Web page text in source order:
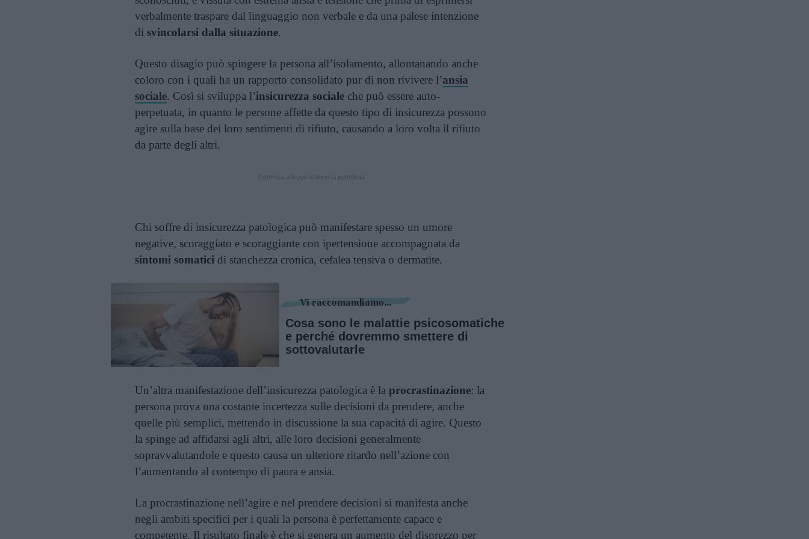
verbalmente traspare dal linguaggio non verbale e da una palese intenzione
di svincolarsi dalla situazione.
Questo disagio può spingere la persona all’isolamento, allontanando anche
coloro con i quali ha un rapporto consolidato pur di non rivivere l’ansia
sociale. Così si sviluppa l’insicurezza sociale che può essere auto-
perpetuata, in quanto le persone affette da questo tipo di insicurezza possono
agire sulla base dei loro sentimenti di rifiuto, causando a loro volta il rifiuto
da parte degli altri.
Chi soffre di insicurezza patologica può manifestare spesso un umore
negative, scoraggiato e scoraggiante con ipertensione accompagnata da
sintomi somatici di stanchezza cronica, cefalea tensiva o dermatite.
Vi raccomandiamo...
Cosa sono le malattie psicosomatiche
e perché dovremmo smettere di
sottovalutarle
Un’altra manifestazione dell’insicurezza patologica è la procrastinazione: la
persona prova una costante incertezza sulle decisioni da prendere, anche
quelle più semplici, mettendo in discussione la sua capacità di agire. Questo
la spinge ad affidarsi agli altri, alle loro decisioni generalmente
sopravvalutandole e questo causa un ulteriore ritardo nell’azione con
l’aumentando al contempo di paura e ansia.
La procrastinazione nell’agire e nel prendere decisioni si manifesta anche
negli ambiti specifici per i quali la persona è perfettamente capace e
competente. Il risultato finale è che si genera un aumento del disprezzo per